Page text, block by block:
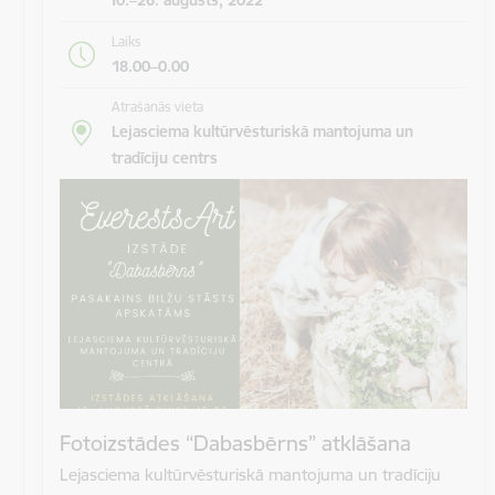
Laiks
18.00–0.00
Atrašanās vieta
Lejasciema kultūrvēsturiskā mantojuma un
tradīciju centrs
Fotoizstādes “Dabasbērns” atklāšana
Lejasciema kultūrvēsturiskā mantojuma un tradīciju